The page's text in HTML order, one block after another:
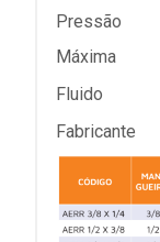
Pressão
Máxima
Fluido
Fabricante